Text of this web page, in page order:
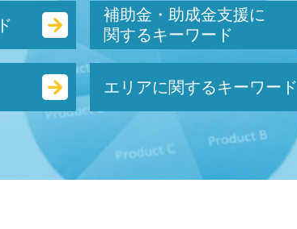
補助金・助成金支援に
関するキーワード
地域雇用開発助成金 とは
業務改善助成金 とは
起業 補助金 とは
人事評価改善等助成金 とは
書類
エリアに関するキーワード
資金調達 東京都 税理士
事業承継 静岡県 税理士